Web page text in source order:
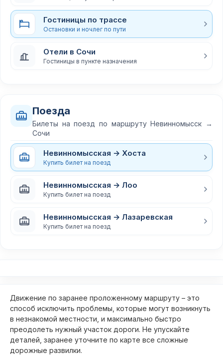
Гостиницы по трассе
Остановки и ночлег по пути
Отели в Сочи
Гостиницы в пункте назначения
Поезда
Билеты на поезд по маршруту Невинномысск →
Сочи
Невинномысская → Хоста
Купить билет на поезд
Невинномысская → Лоо
Купить билет на поезд
Невинномысская → Лазаревская
Купить билет на поезд
Движение по заранее проложенному маршруту – это
способ исключить проблемы, которые могут возникнуть
в незнакомой местности, и максимально быстро
преодолеть нужный участок дороги. Не упускайте
деталей, заранее уточните по карте все сложные
дорожные развилки.